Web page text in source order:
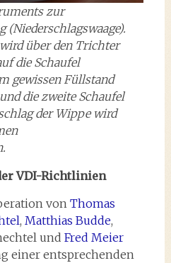
zur
(Niederschlagswaage).
über den Trichter
die Schaufel
gewissen Füllstand
die zweite Schaufel
der Wippe wird
VDI-Richtlinien
von Thomas
, Matthias Budde,
und Fred Meier
einer entsprechenden